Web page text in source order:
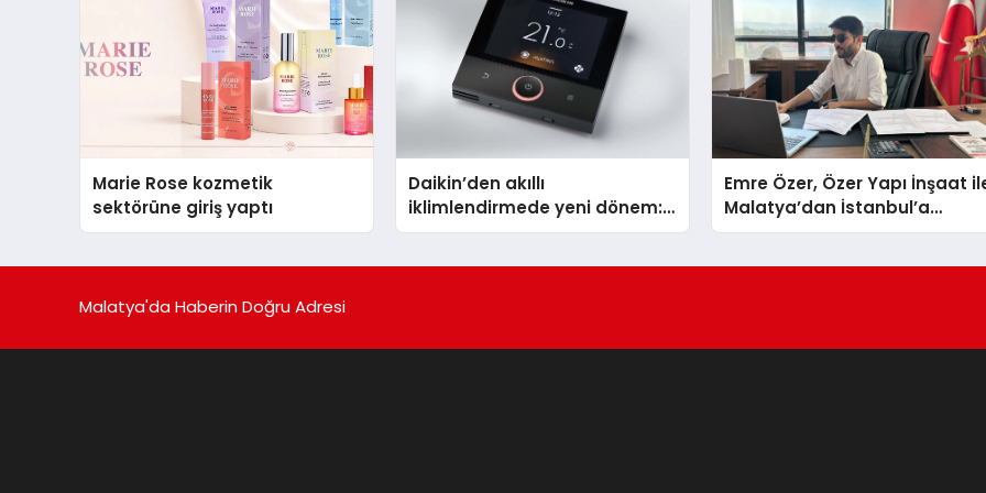
Marie Rose kozmetik
sektörüne giriş yaptı
Daikin’den akıllı
iklimlendirmede yeni dönem:
Madoka Plus Türkiye’de
Emre Özer, Özer Yapı İnşaat
Malatya’dan İstanbul’a
Uzanan Başarı Hikâyesi
Malatya'da Haberin Doğru Adresi